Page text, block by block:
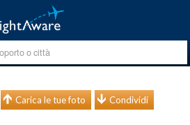
Carica le tue foto Condividi